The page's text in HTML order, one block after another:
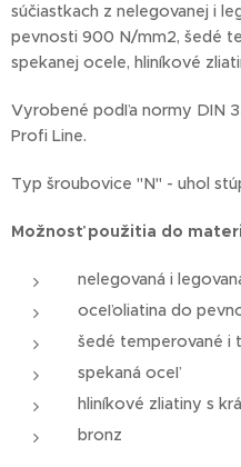
súčiastkach z nelegovanej i
pevnosti 900 N/mm2, šedé
spekanej ocele, hliníkové
Vyrobené podľa normy DIN
Profi Line.
Typ šroubovice "N" - uhol
Možnosťpoužitia do
nelegovaná i
oceľoliatina do
šedé temperované i
spekaná oceľ
hliníkové zliatiny s
bronz